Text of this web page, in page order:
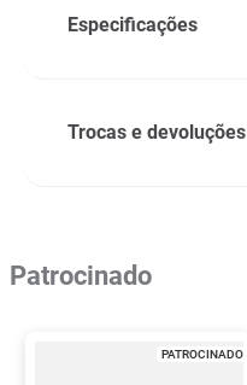
Especificações
Trocas e devoluções
Patrocinado
PATROCINADO